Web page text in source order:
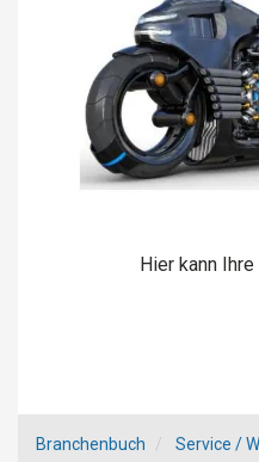
Hier kann
Branchenbuch Service /